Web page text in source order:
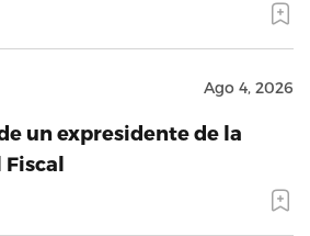
Ago 4, 2026
un expresidente de la
Fiscal